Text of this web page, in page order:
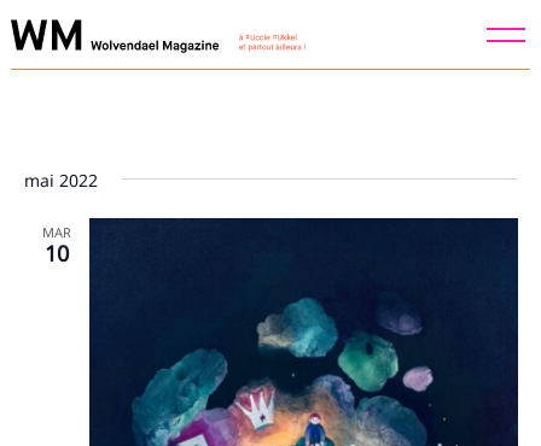
Skip
to
mai 2022
MAR
10